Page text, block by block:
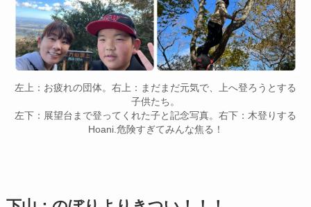
左上：お疲れの団体。右上：まだまだ元気で、上へ登ろうとする
子供たち。
左下：展望台まで登ってくれた子と記念写真。右下：木登りする
Hoani.危険すぎてみんな焦る！